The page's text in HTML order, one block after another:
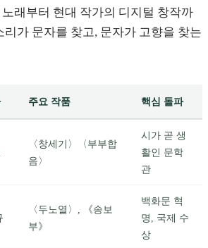
래부터 현대 작가의 디지털 창작까
리가 문자를 찾고, 문자가 고향을 찾는
주요 작품 핵심 돌파
〈창세기〉〈부부합
음〉
시가 곧 생
활인 문학
관
〈두노열〉, 《송보
부》
백화문 혁
명, 국제 수
상